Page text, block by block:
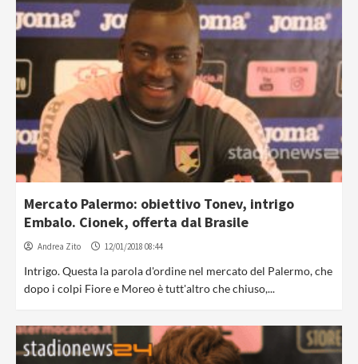
Mercato Palermo: obiettivo Tonev, intrigo
Embalo. Cionek, offerta dal Brasile
Andrea Zito 12/01/2018 08:44
Intrigo. Questa la parola d'ordine nel mercato del Palermo, che
dopo i colpi Fiore e Moreo è tutt'altro che chiuso,...